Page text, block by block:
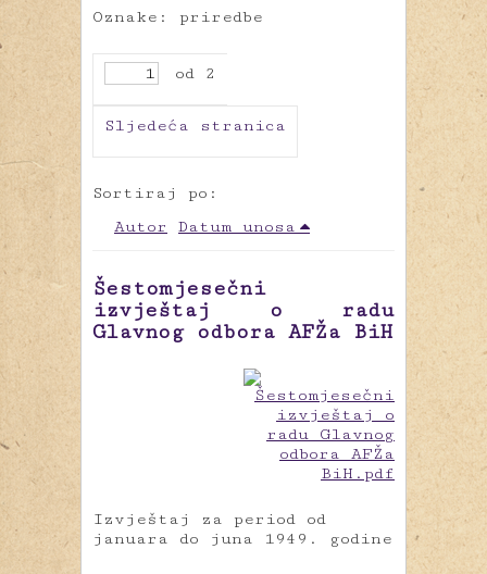
Oznake: priredbe
od 2
Sljedeća stranica
Sortiraj po:
Autor
Datum unosa
Šestomjesečni
izvještaj o radu
Glavnog odbora AFŽa BiH
Izvještaj za period od
januara do juna 1949. godine